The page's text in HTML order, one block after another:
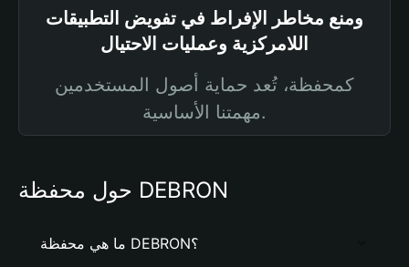
ومنع مخاطر الإفراط في تفويض التطبيقات
اللامركزية وعمليات الاحتيال
كمحفظة، تُعد حماية أصول المستخدمين
مهمتنا الأساسية.
حول محفظة DEBRON
ما هي محفظة DEBRON؟